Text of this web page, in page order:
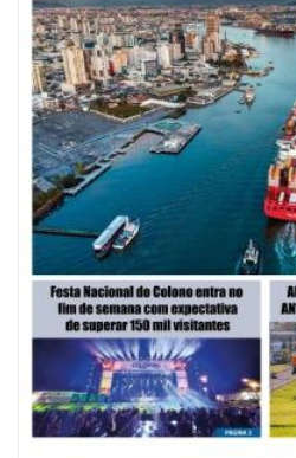
05/08/2026 | 07:00
Viva Praia terá edição especial de Dia